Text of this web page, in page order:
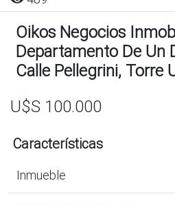
Oikos Negocios
Departamento De Un
Calle Pellegrini, Torre
U$S 100.000
Características
Inmueble